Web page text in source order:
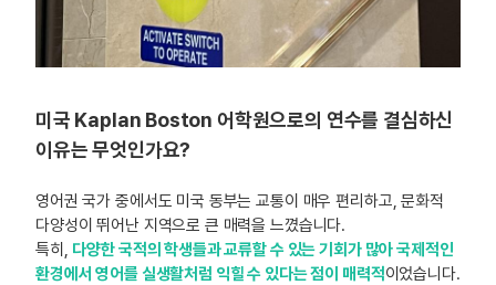
미국 Kaplan Boston 어학원으로의 연수를 결심하신
이유는 무엇인가요?
영어권 국가 중에서도 미국 동부는 교통이 매우 편리하고, 문화적
다양성이 뛰어난 지역으로 큰 매력을 느꼈습니다.
특히, 다양한 국적의 학생들과 교류할 수 있는 기회가 많아 국제적인
환경에서 영어를 실생활처럼 익힐 수 있다는 점이 매력적이었습니다.